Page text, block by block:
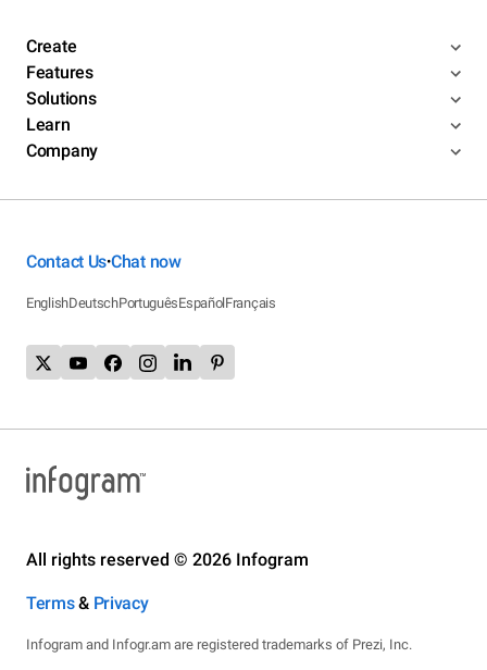
Create
Features
Solutions
Learn
Company
Contact Us•Chat now
EnglishDeutschPortuguêsEspañolFrançais
All rights reserved © 2026 Infogram
Terms& Privacy
Infogram and Infogr.am are registered trademarks of Prezi, Inc.